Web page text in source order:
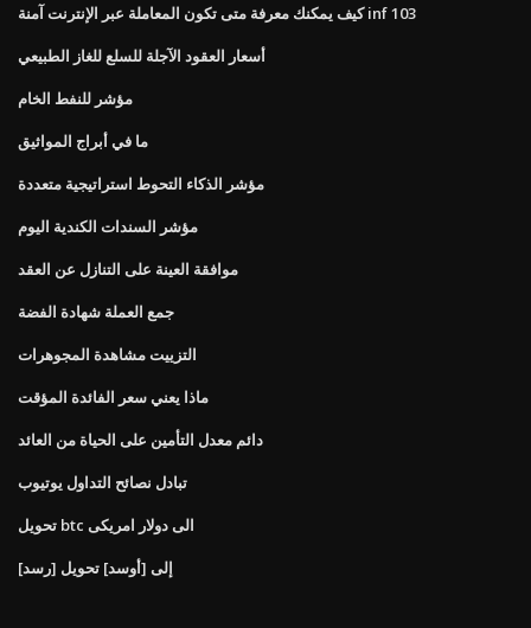
كيف يمكنك معرفة متى تكون المعاملة عبر الإنترنت آمنة inf 103
أسعار العقود الآجلة للسلع للغاز الطبيعي
مؤشر للنفط الخام
ما في أبراج المواثيق
مؤشر الذكاء التحوط استراتيجية متعددة
مؤشر السندات الكندية اليوم
موافقة العينة على التنازل عن العقد
جمع العملة شهادة الفضة
التزييت مشاهدة المجوهرات
ماذا يعني سعر الفائدة المؤقت
دائم معدل التأمين على الحياة من العائد
تبادل نصائح التداول يوتيوب
تحويل btc الى دولار امريكى
[رسد] إلى [أوسد] تحويل